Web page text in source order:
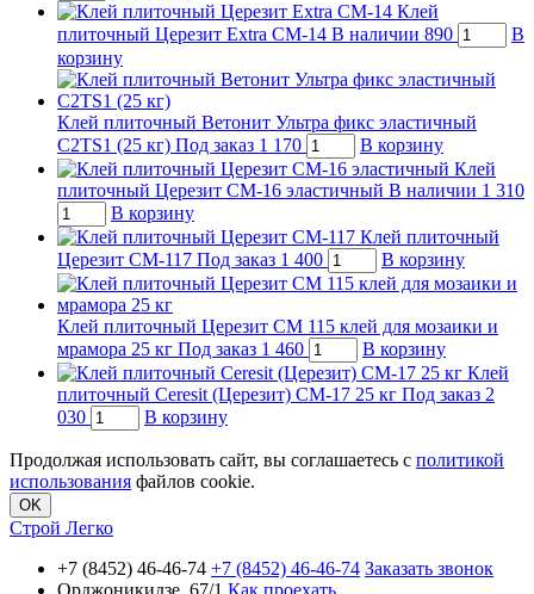
Клей
плиточный Церезит Extra CM-14 В наличии 890
В
корзину
Клей плиточный Ветонит Ультра фикс эластичный
С2ТS1 (25 кг) Под заказ 1 170
В корзину
Клей
плиточный Церезит СМ-16 эластичный В наличии 1 310
В корзину
Клей плиточный
Церезит CM-117 Под заказ 1 400 В корзину
Клей плиточный Церезит СМ 115 клей для мозаики и
мрамора 25 кг Под заказ 1 460
В корзину
Клей
плиточный Ceresit (Церезит) CM-17 25 кг Под заказ 2
030
В корзину
Продолжая использовать сайт, вы соглашаетесь с политикой
использования файлов cookie.
OK
Строй Легко
+7 (8452) 46-46-74 +7 (8452) 46-46-74 Заказать звонок